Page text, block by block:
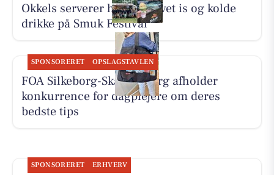
Okkels serverer hjemmelavet is og kolde
drikke på Smuk Festival
SPONSORERET OPSLAGSTAVLEN
FOA Silkeborg-Skanderborg afholder
konkurrence for dagplejere om deres
bedste tips
SPONSORERET ERHVERV